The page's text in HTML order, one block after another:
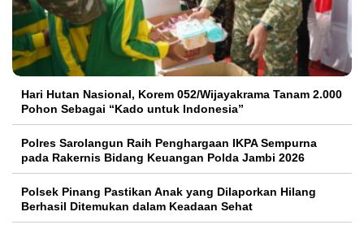
Hari Hutan Nasional, Korem 052/Wijayakrama Tanam 2.000
Pohon Sebagai “Kado untuk Indonesia”
Polres Sarolangun Raih Penghargaan IKPA Sempurna
pada Rakernis Bidang Keuangan Polda Jambi 2026
Polsek Pinang Pastikan Anak yang Dilaporkan Hilang
Berhasil Ditemukan dalam Keadaan Sehat